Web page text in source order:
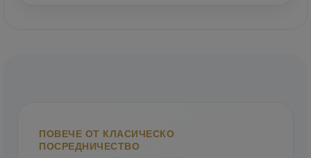
ПОВЕЧЕ ОТ КЛАСИЧЕСКО
ПОСРЕДНИЧЕСТВО